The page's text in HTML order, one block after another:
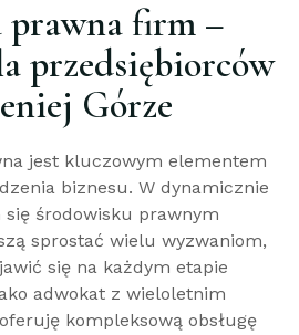
prawna firm –
przedsiębiorców
Górze
jest kluczowym elementem
biznesu. W dynamicznie
się środowisku prawnym
sprostać wielu wyzwaniom,
się na każdym etapie
adwokat z wieloletnim
kompleksową obsługę